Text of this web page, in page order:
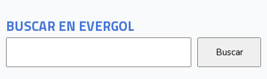
BUSCAR EN EVERGOL